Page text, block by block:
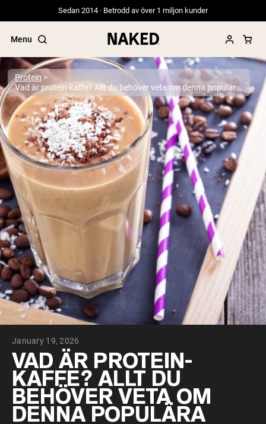
Sedan 2014 · Betrodd av över 1 miljon kunder
Menu
Populära söktermer
”Protein Powder“
”Overnight Oats“
”Vegan protein“
”Collagen“
”Micellar Casein“
PROTEIN POWDERS Best Seller
Gräsbetat vassleprotein
Vassleisolat från gräsbetande djur
Getproteinpulver från get
Micellärt kasein
Mass Gainer
Proteinkaffe
Shop All Protein Powders
VEGAN PROTEIN
Ärtprotein
Jordnötssmör
Fröproteinpulver
Ekologiskt risprotein
Proteindrinkar
Vegan viktökare
Protein
Vad är protein-kaffe? Allt du behöver veta om denna populära trend
January 19, 2026
VAD ÄR PROTEIN-
KAFFE? ALLT DU
BEHÖVER VETA OM
DENNA POPULÄRA